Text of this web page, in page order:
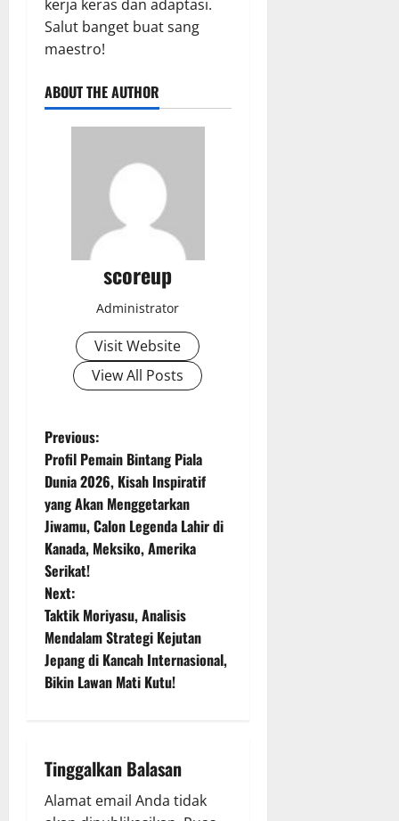
kerja keras dan adaptasi.
Salut banget buat sang
maestro!
ABOUT THE AUTHOR
scoreup
Administrator
Visit Website
View All Posts
P
o
s
t
n
a
v
a
Previous:
Profil Pemain Bintang Piala
Dunia 2026, Kisah Inspiratif
yang Akan Menggetarkan
Jiwamu, Calon Legenda Lahir di
Kanada, Meksiko, Amerika
Serikat!
Next:
Taktik Moriyasu, Analisis
Mendalam Strategi Kejutan
Jepang di Kancah Internasional,
Bikin Lawan Mati Kutu!
Tinggalkan Balasan
Alamat email Anda tidak